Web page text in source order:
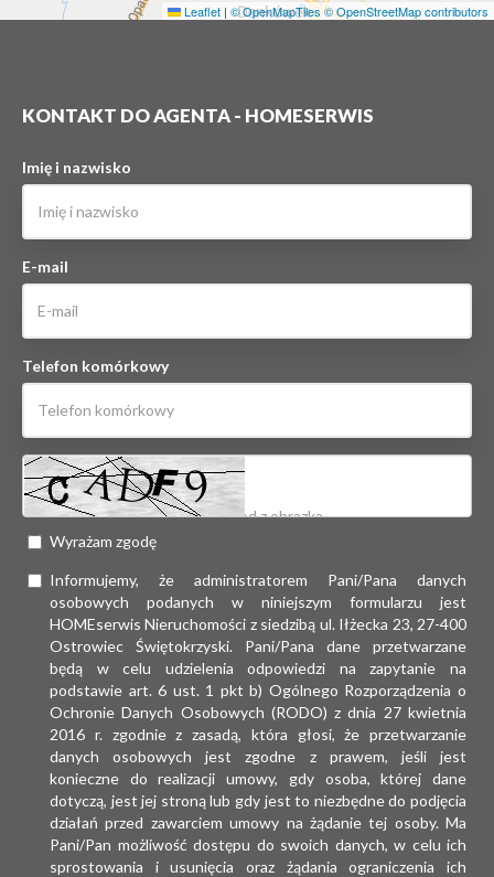
Leaflet | © OpenMapTiles © OpenStreetMap contributors
KONTAKT DO AGENTA - HOMESERWIS
Imię i nazwisko
E-mail
Telefon komórkowy
Wyrażam zgodę
Informujemy, że administratorem Pani/Pana danych
osobowych podanych w niniejszym formularzu jest
HOMEserwis Nieruchomości z siedzibą ul. Iłżecka 23, 27-400
Ostrowiec Świętokrzyski. Pani/Pana dane przetwarzane
będą w celu udzielenia odpowiedzi na zapytanie na
podstawie art. 6 ust. 1 pkt b) Ogólnego Rozporządzenia o
Ochronie Danych Osobowych (RODO) z dnia 27 kwietnia
2016 r. zgodnie z zasadą, która głosi, że przetwarzanie
danych osobowych jest zgodne z prawem, jeśli jest
konieczne do realizacji umowy, gdy osoba, której dane
dotyczą, jest jej stroną lub gdy jest to niezbędne do podjęcia
działań przed zawarciem umowy na żądanie tej osoby. Ma
Pani/Pan możliwość dostępu do swoich danych, w celu ich
sprostowania i usunięcia oraz żądania ograniczenia ich